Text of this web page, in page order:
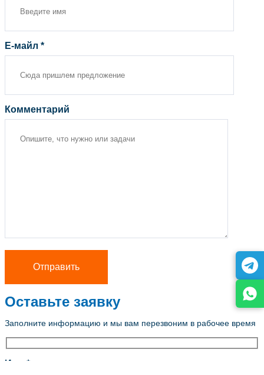
Е-майл *
Комментарий
Оставьте заявку
Заполните информацию и мы вам перезвоним в рабочее время
Имя *